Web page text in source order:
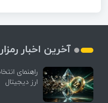
آخرین اخبار
راهنمای
ارز دیجیتال